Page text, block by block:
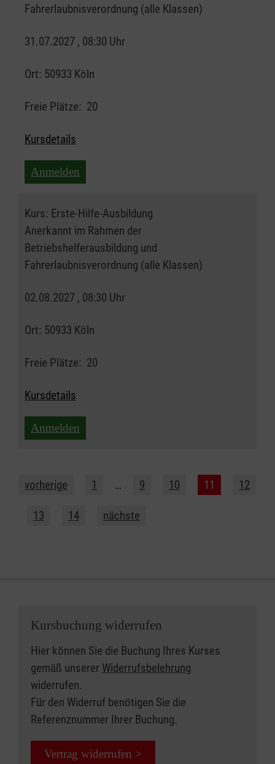
Fahrerlaubnisverordnung (alle Klassen)
31.07.2027 , 08:30 Uhr
Ort: 50933 Köln
Freie Plätze: 20
Kursdetails
Anmelden
Kurs: Erste-Hilfe-Ausbildung
Anerkannt im Rahmen der
Betriebshelferausbildung und
Fahrerlaubnisverordnung (alle Klassen)
02.08.2027 , 08:30 Uhr
Ort: 50933 Köln
Freie Plätze: 20
Kursdetails
Anmelden
vorherige 1 … 9 10 11 12
13 14 nächste
Kursbuchung widerrufen
Hier können Sie die Buchung Ihres Kurses
gemäß unserer Widerrufsbelehrung
widerrufen.
Für den Widerruf benötigen Sie die
Referenznummer Ihrer Buchung.
Vertrag widerrufen >